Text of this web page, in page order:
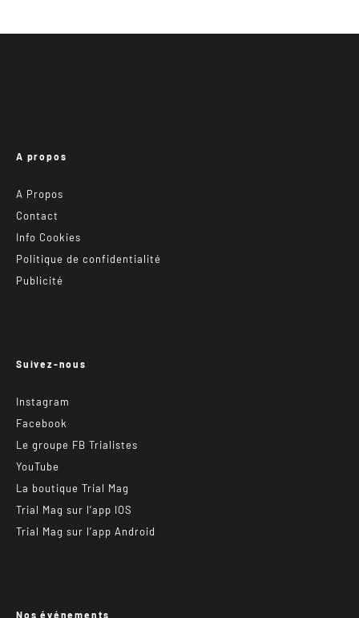
A propos
A Propos
Contact
Info Cookies
Politique de confidentialité
Publicité
Suivez-nous
Instagram
Facebook
Le groupe FB Trialistes
YouTube
La boutique Trial Mag
Trial Mag sur l’app IOS
Trial Mag sur l’app Android
Nos événements